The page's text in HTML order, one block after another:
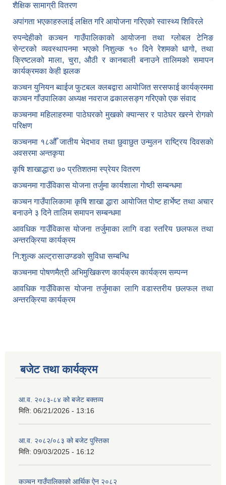
शैक्षिक सामाग्री वितरण
अपांगता भएकाहरुलाई लक्षित गरि आयोजना गरिएको स्वास्थ्य शिविरले
रुपन्देहीको कञ्चन गाउँपालिकाको आयोजना तथा ग्लोबल टेनिङ
सेन्टरको व्यवस्थापनमा भएको निशुल्क १० दिने रेशमको धागो, तथा
क्रिष्टलको माला, चुरा, औठी र कानबाली बनाउने तालिमको समापन
कार्यक्रमका केही झलक
कञ्चन युनियन ब्वाईज फुटबल क्लबद्वारा आयोजित सरसफाई कार्यक्रममा
कञ्चन गाँउपालिका अध्यक्ष नवराज ढकालसङ्ग गरिएको एक संवाद
कञ्‍चनमा महिलाहरुमा पाठेघरको मुखकाे क्यान्सर र पाठेघर खस्‍ने राेगकाे
परिक्षण
कञ्‍चनमा १८औँ जातीय भेदभाव तथा छुवाछुत उन्मुलन राष्ट्रिय दिवसकाे
अवसरमा अन्तकृया
कृषि शाखाद्धारा ७० प्रतिशतमा स्प्रेयर वितरण
कञ्‍चनमा गाउँविकास याेजना तर्जुमा कार्यशाला गाेष्ठी सम्बन्धमा
कञ्‍चन गाउँपालिकामा कृषि शाखा द्धारा आयाेजित पाेष्ट हार्भेष्ट तथा अचार
बनाउने ३ दिने तालिम समापन सम्बन्‍धमा
आवधिक गाउँविकास योजना तर्जुमाका लागि वडा स्तरिय छलफल तथा
अन्तरक्रिया कार्यक्रम
नि:शुल्क अल्ट्रासाउण्डकाे सुविधा सम्बन्धि
कञ्चनमा पोषणमैत्री अभिमुखिकरण कार्यक्रम कार्यक्रम सम्पन्न
आवधिक गाउँविकास योजना तर्जुमाका लागि वडास्तरीय छलफल तथा
अन्तरक्रिया कार्यक्रम
बजेट तथा कार्यक्रम
आ.व. २०८३-८४ को बजेट बक्तव्य
मिति: 06/21/2026 - 13:16
आ.व. २०८२/०८३ को बजेट पुस्तिका
मिति: 09/03/2025 - 16:12
कञ्‍चन गाउँपालिकाको आर्थिक ऐन २०८२